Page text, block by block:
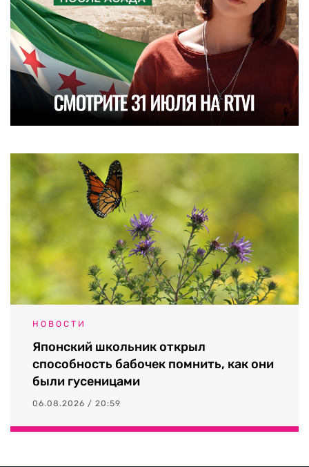
НОВОСТИ
Японский школьник открыл
способность бабочек помнить, как они
были гусеницами
06.08.2026 / 20:59